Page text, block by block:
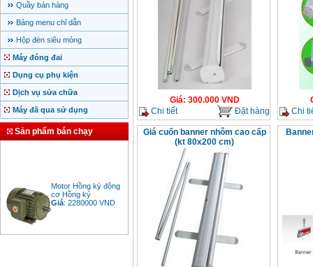
Quầy bán hàng
Bảng menu chỉ dẫn
Hộp đèn siêu mỏng
Máy đóng đai
Dụng cụ phụ kiện
Dịch vụ sửa chữa
Máy đã qua sử dụng
Sản phẩm bán chạy
Motor Hồng ký động
cơ Hồng ký
Giá :2280000
Giá: 300.000VND
Chi tiết
Đặt hàng
Chi
Giá cuốn banner nhôm cao cấp
(kt 80x200 cm)